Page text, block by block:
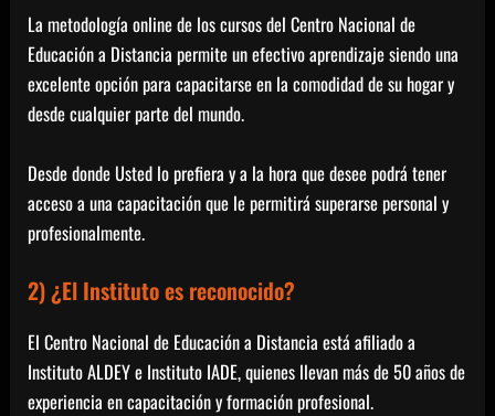
La metodología online de los cursos del Centro Nacional de
Educación a Distancia permite un efectivo aprendizaje siendo una
excelente opción para capacitarse en la comodidad de su hogar y
desde cualquier parte del mundo.
Desde donde Usted lo prefiera y a la hora que desee podrá tener
acceso a una capacitación que le permitirá superarse personal y
profesionalmente.
2) ¿El Instituto es reconocido?
El Centro Nacional de Educación a Distancia está afiliado a
Instituto ALDEY e Instituto IADE, quienes llevan más de 50 años de
experiencia en capacitación y formación profesional.